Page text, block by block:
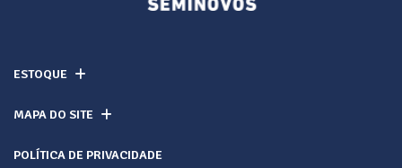
ESTOQUE
MAPA DO SITE
POLÍTICA DE PRIVACIDADE